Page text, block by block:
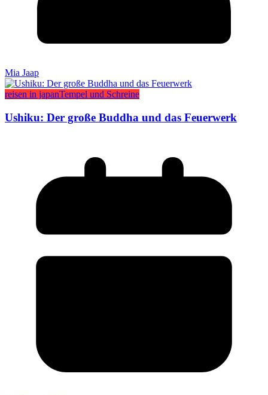
Mia Jaap
reisen in japanTempel und Schreine
Ushiku: Der große Buddha und das Feuerwerk